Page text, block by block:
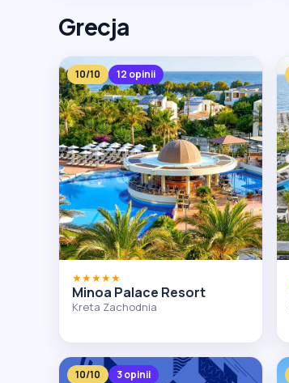
Grecja
10/10 12 opinii
★★★★★
Minoa Palace Resort
Kreta Zachodnia
10/10 3 opinii